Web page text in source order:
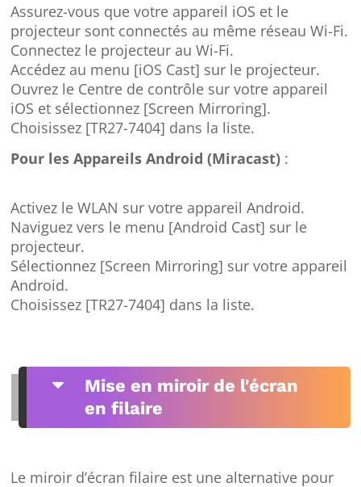
Assurez-vous que votre appareil iOS et le
projecteur sont connectés au même réseau Wi-Fi.
Connectez le projecteur au Wi-Fi.
Accédez au menu [iOS Cast] sur le projecteur.
Ouvrez le Centre de contrôle sur votre appareil
iOS et sélectionnez [Screen Mirroring].
Choisissez [TR27-7404] dans la liste.
Pour les Appareils Android (Miracast) :
Activez le WLAN sur votre appareil Android.
Naviguez vers le menu [Android Cast] sur le
projecteur.
Sélectionnez [Screen Mirroring] sur votre appareil
Android.
Choisissez [TR27-7404] dans la liste.
C
Mise en miroir de l'écran
en filaire
Le miroir d’écran filaire est une alternative pour